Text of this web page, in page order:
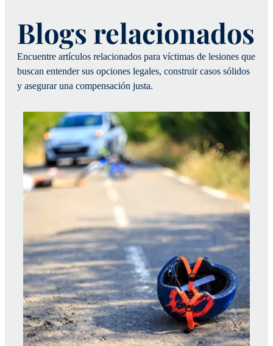
Blogs relacionados
Encuentre artículos relacionados para víctimas de lesiones que
buscan entender sus opciones legales, construir casos sólidos
y asegurar una compensación justa.